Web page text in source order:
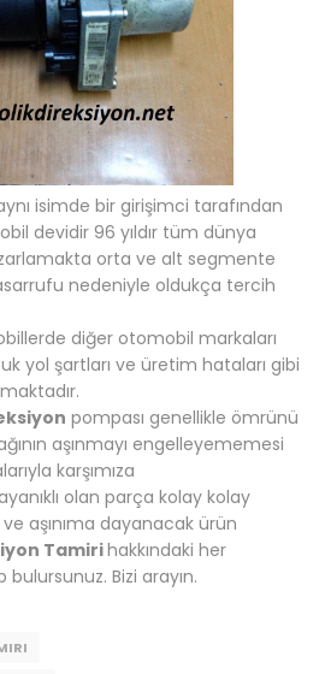
isimde bir girişimci tarafından
devidir 96 yıldır tüm dünya
orta ve alt segmente
nedeniyle oldukça tercih
diğer otomobil markaları
yol şartları ve üretim hataları gibi
pompası genellikle ömrünü
aşınmayı engelleyememesi
karşımıza
olan parça kolay kolay
aşınıma dayanacak ürün
Tamirihakkındaki her
Bizi arayın.